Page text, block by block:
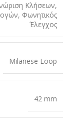
Κλήσεων,
, Φωνητικός
Έλεγχος
Milanese Loop
42 mm